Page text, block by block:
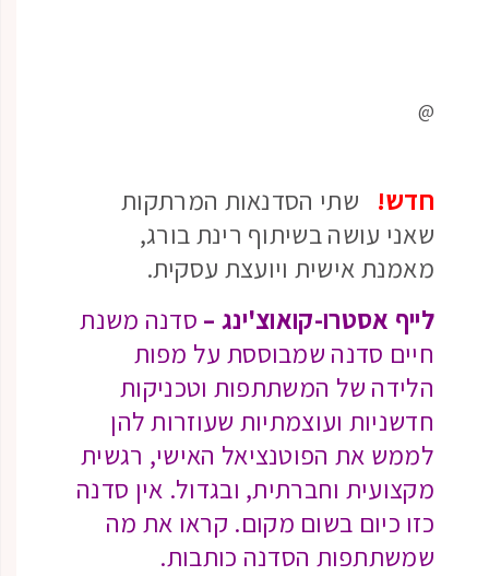
@
חדש! שתי הסדנאות המרתקות
שאני עושה בשיתוף רינת בורג,
מאמנת אישית ויועצת עסקית.
לייף אסטרו-קואוצ'ינג – סדנה משנת
חיים סדנה שמבוססת על מפות
הלידה של המשתתפות וטכניקות
חדשניות ועוצמתיות שעוזרות להן
לממש את הפוטנציאל האישי, רגשית
מקצועית וחברתית, ובגדול. אין סדנה
כזו כיום בשום מקום. קראו את מה
שמשתתפות הסדנה כותבות.